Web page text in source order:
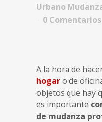
Urbano
0 Comentarios
A la hora de
hogaro de
objetos que hay
es importante
de mudanza